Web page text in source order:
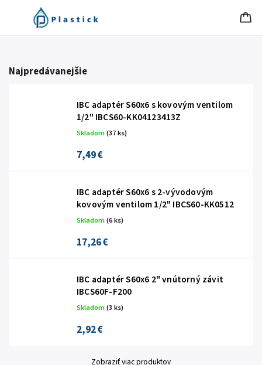
Najpredávanejšie
IBC adaptér S60x6 s kovovým ventilom
1/2" IBCS60-KK04123413Z
Skladom(37 ks)
7,49 €
IBC adaptér S60x6 s 2-vývodovým
kovovým ventilom 1/2" IBCS60-KK0512
Skladom(6 ks)
17,26 €
IBC adaptér S60x6 2" vnútorný závit
IBCS60F-F200
Skladom(3 ks)
2,92 €
Zobraziť viac produktov